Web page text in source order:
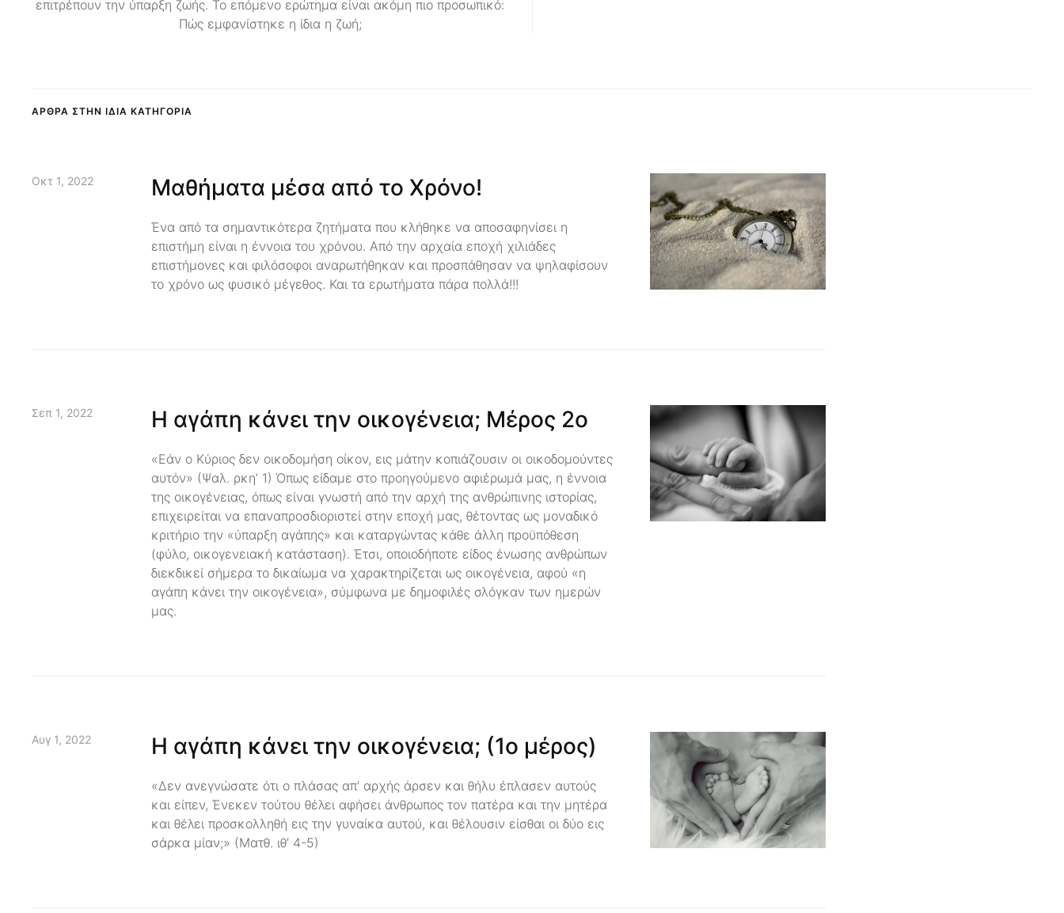
επιτρέπουν την ύπαρξη ζωής. Το επόμενο ερώτημα είναι ακόμη πιο προσωπικό:
Πώς εμφανίστηκε η ίδια η ζωή;
ΑΡΘΡΑ ΣΤΗΝ ΙΔΙΑ ΚΑΤΗΓΟΡΙΑ
Οκτ 1, 2022 Μαθήματα μέσα από το Χρόνο!
Ένα από τα σημαντικότερα ζητήματα που κλήθηκε να αποσαφηνίσει η
επιστήμη είναι η έννοια του χρόνου. Από την αρχαία εποχή χιλιάδες
επιστήμονες και φιλόσοφοι αναρωτήθηκαν και προσπάθησαν να ψηλαφίσουν
το χρόνο ως φυσικό μέγεθος. Και τα ερωτήματα πάρα πολλά!!!
Σεπ 1, 2022 Η αγάπη κάνει την οικογένεια; Μέρος 2ο
«Εάν ο Κύριος δεν οικοδομήση οίκον, εις μάτην κοπιάζουσιν οι οικοδομούντες
αυτόν» (Ψαλ. ρκη’ 1) Όπως είδαμε στο προηγούμενο αφιέρωμά μας, η έννοια
της οικογένειας, όπως είναι γνωστή από την αρχή της ανθρώπινης ιστορίας,
επιχειρείται να επαναπροσδιοριστεί στην εποχή μας, θέτοντας ως μοναδικό
κριτήριο την «ύπαρξη αγάπης» και καταργώντας κάθε άλλη προϋπόθεση
(φύλο, οικογενειακή κατάσταση). Έτσι, οποιοδήποτε είδος ένωσης ανθρώπων
διεκδικεί σήμερα το δικαίωμα να χαρακτηρίζεται ως οικογένεια, αφού «η
αγάπη κάνει την οικογένεια», σύμφωνα με δημοφιλές σλόγκαν των ημερών
μας.
Αυγ 1, 2022 Η αγάπη κάνει την οικογένεια; (1ο μέρος)
«Δεν ανεγνώσατε ότι ο πλάσας απ' αρχής άρσεν και θήλυ έπλασεν αυτούς
και είπεν, Ένεκεν τούτου θέλει αφήσει άνθρωπος τον πατέρα και την μητέρα
και θέλει προσκολληθή εις την γυναίκα αυτού, και θέλουσιν είσθαι οι δύο εις
σάρκα μίαν;» (Ματθ. ιθ’ 4-5)